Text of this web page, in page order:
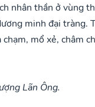
nhân thần ở vùng
minh đại tràng.
mổ xẻ, châm
Lãn Ông.